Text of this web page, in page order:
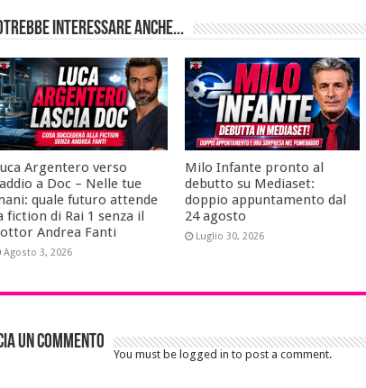
interessare anche...
Argentero verso
a Doc – Nelle tue
quale futuro attende
fiction di Rai 1 senza il
Andrea Fanti
Agosto 3, 2026
Milo Infante pronto al
debutto su Mediaset:
doppio appuntamento dal
24 agosto
Luglio 30, 2026
un commento
You must be logged in to post a comment.